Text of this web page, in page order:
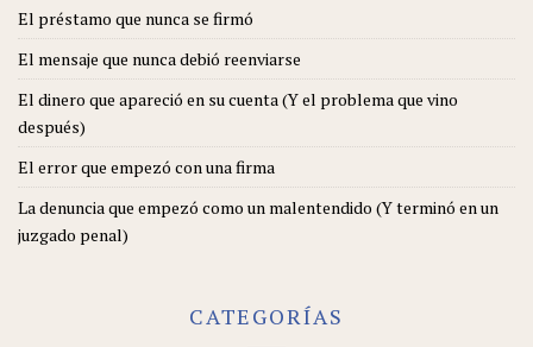
El préstamo que nunca se firmó
El mensaje que nunca debió reenviarse
El dinero que apareció en su cuenta (Y el problema que vino
después)
El error que empezó con una firma
La denuncia que empezó como un malentendido (Y terminó en un
juzgado penal)
CATEGORÍAS